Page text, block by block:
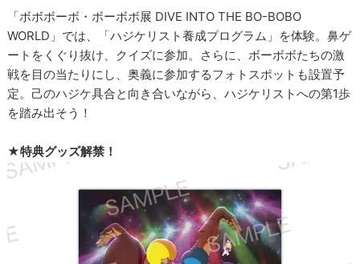
「ボボボーボ・ボーボボ展 DIVE INTO THE BO-BOBO
WORLD」では、「ハジケリスト養成プログラム」を体験。鼻ゲ
ートをくぐり抜け、クイズに参加。さらに、ボーボボたちの激
戦を目の当たりにし、奥義に参加するフォトスポットも設置予
定。己のハジケ具合と向き合いながら、ハジケリストへの第1歩
を踏み出そう！
★特典グッズ解禁！